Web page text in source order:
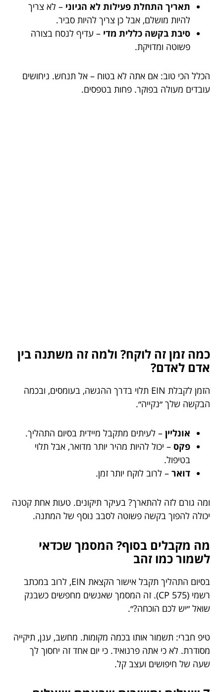
תאריך התחלת פעילות לא הגיוני – לא צריך
להיות מושלם, אבל כן צריך להיות סביר.
סיבת בקשה כללית מדי – עדיף לנסח בצורה
פשוטה ומדויקת.
הכלל הכי טוב: אם אתה לא בטוח – אל תנחש. ניחושים
עובדים מעולה בפוקר. פחות בטפסים.
כמה זמן זה לוקח? ולמה זה משתנה בין
אדם לאדם?
הזמן לקבלת EIN תלוי בדרך ההגשה, בעומסים, ובכמה
הבקשה שלך ״נקייה״.
אונליין – לעיתים מתקבל מיידית בסיום התהליך.
פקס – יכול להיות מהיר יותר מדואר, אבל תלוי
בטיפול.
דואר – לרוב לוקח יותר זמן.
ומה גורם לזה להתארך? בעיקר תיקונים. טעות אחת קטנה
יכולה להפוך בקשה פשוטה לסבב נוסף של המתנה.
מה מקבלים בסוף? המסמך שכדאי
לשמור כמו זהב
בסיום התהליך תקבל אישור הקצאת EIN, לרוב במכתב
רשמי (CP 575). זה המסמך שאנשים מחפשים כשבנק
שואל ״יש לכם הוכחה?״.
טיפ חברי: תשמור אותו בכמה מקומות. מחשב, ענן, תיקייה
מסודרת. לא כי אתה פרנואיד. כי יום אחד זה יחסוך לך
שעה של חיפושים ועצב קל.